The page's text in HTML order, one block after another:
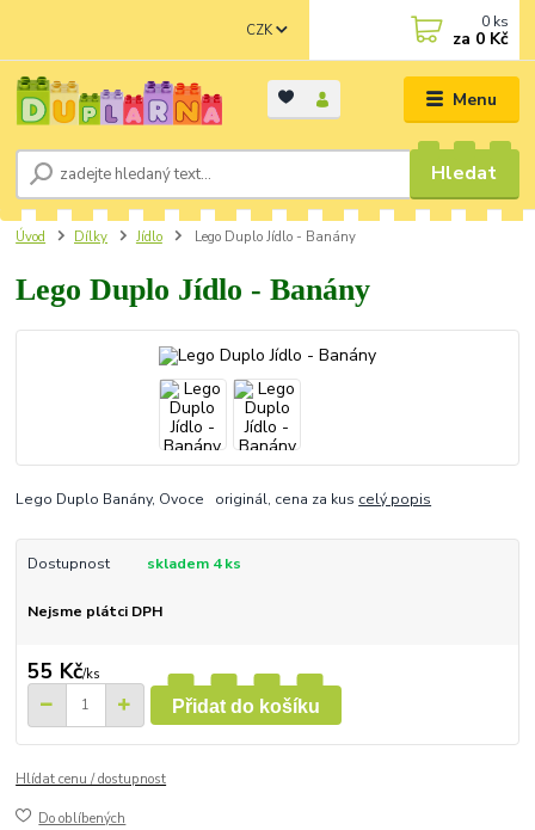
Menu
CZK
Hledat
0 ks
za 0 Kč
Úvod Dílky Jídlo Lego Duplo Jídlo - Banány
Lego Duplo Jídlo - Banány
Lego Duplo Banány, Ovoce originál, cena za kus celý popis
Dostupnost skladem 4 ks
Nejsme plátci DPH
55 Kč/ks
Přidat do košíku
Hlídat cenu / dostupnost
Do oblíbených